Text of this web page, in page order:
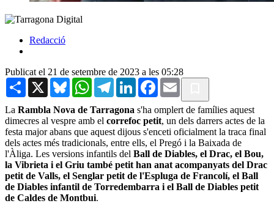
Redacció
Publicat el 21 de setembre de 2023 a les 05:28
Share X BlueskyWhatsAppTelegramLinkedInFacebook
Email
La Rambla Nova de Tarragona s'ha omplert de famílies aquest
dimecres al vespre amb el correfoc petit, un dels darrers actes de la
festa major abans que aquest dijous s'enceti oficialment la traca final
dels actes més tradicionals, entre ells, el Pregó i la Baixada de
l'Àliga. Les versions infantils del Ball de Diables, el Drac, el Bou,
la Vibrieta i el Griu també petit han anat acompanyats del Drac
petit de Valls, el Senglar petit de l'Espluga de Francolí, el Ball
de Diables infantil de Torredembarra i el Ball de Diables petit
de Caldes de Montbui.